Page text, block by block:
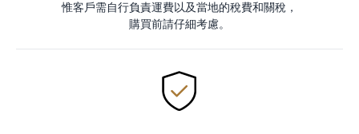
惟客戶需自行負責運費以及當地的稅費和關稅，
購買前請仔細考慮。